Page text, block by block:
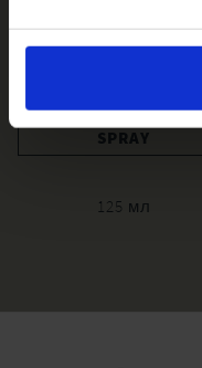
LINFA SOLARE DRY
SPRAY
125 мл